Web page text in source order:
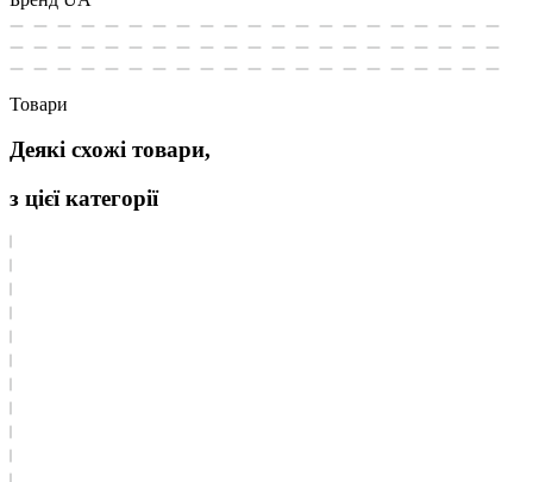
Товари
Деякі схожі товари,
з цієї категорії